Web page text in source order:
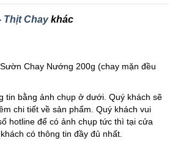
Thịt Chaykhác
Chay Nướng 200g (chay mặn đều
tin bằng ảnh chụp ở dưới. Quý khách sẽ
chi tiết về sản phẩm. Quý khách vui
hotline để có ảnh chụp tức thì tại cửa
có thông tin đầy đủ nhất.